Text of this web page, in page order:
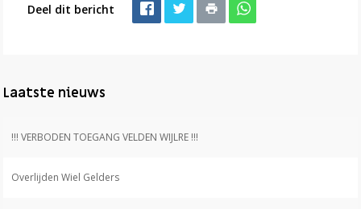
Deel dit bericht
Laatste nieuws
!!! VERBODEN TOEGANG VELDEN WIJLRE !!!
Overlijden Wiel Gelders